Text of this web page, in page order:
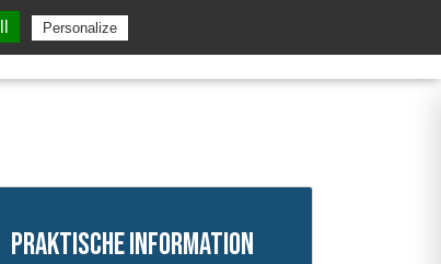
Praktische Information
Personalize